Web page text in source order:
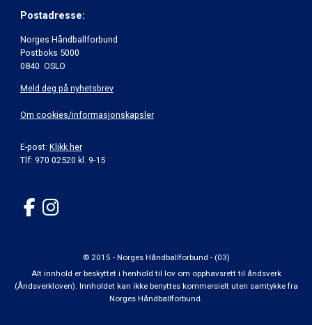
Postadresse:
Norges Håndballforbund
Postboks 5000
0840 OSLO
Meld deg på nyhetsbrev
Om cookies/informasjonskapsler
E-post: Klikk her
Tlf: 970 02520 kl. 9-15
© 2015 - Norges Håndballforbund - (03)
Alt innhold er beskyttet i henhold til lov om opphavsrett til åndsverk
(Åndsverkloven). Innholdet kan ikke benyttes kommersielt uten samtykke fra
Norges Håndballforbund.